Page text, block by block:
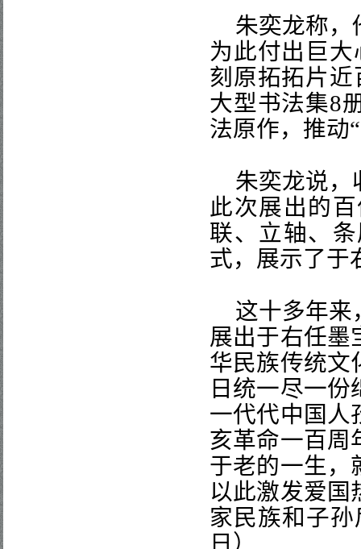
朱奕龙称，
为此付出巨
刻原拓拓片近
大型书法集8
法原作，推动
朱奕龙说，
此次展出的
联、立轴、
式，展示了于
这十多年来
展出于右任墨
华民族传统文
日统一尽一
一代代中国人
亥革命一百周
于老的一生，
以此激发爱国
家民族和子
日）